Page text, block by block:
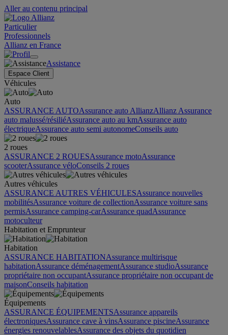
Aller au contenu principal
Particulier
Professionnels
Allianz en France
Assistance
Espace Client
Véhicules
Auto
ASSURANCE AUTOAssurance auto AllianzAllianz Assurance
auto malussé/résiliéAssurance auto au kmAssurance auto
électriqueAssurance auto semi autonomeConseils auto
2 roues
ASSURANCE 2 ROUESAssurance motoAssurance
scooterAssurance véloConseils 2 roues
Autres véhicules
ASSURANCE AUTRES VÉHICULESAssurance nouvelles
mobilitésAssurance voiture de collectionAssurance voiture sans
permisAssurance camping-carAssurance quadAssurance
motoculteur
Habitation et Emprunteur
Habitation
ASSURANCE HABITATIONAssurance multirisque
habitationAssurance déménagementAssurance studioAssurance
propriétaire non occupantAssurance propriétaire non occupant de
maisonConseils habitation
Équipements
ASSURANCE ÉQUIPEMENTSAssurance appareils
électroniquesAssurance cave à vinsAssurance piscineAssurance
énergies renouvelablesAssurance des objets du quotidien